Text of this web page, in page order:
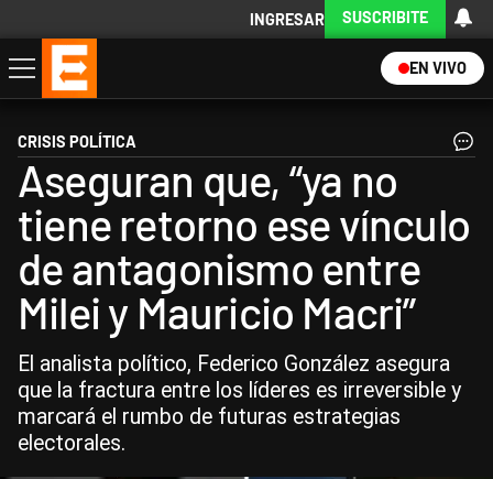
INGRESAR SUSCRIBITE
EN VIVO
Economía
Política
Internacional
Actualidad
Descargá la App
CRISIS POLÍTICA
Aseguran que, “ya no
tiene retorno ese vínculo
de antagonismo entre
Milei y Mauricio Macri”
El analista político, Federico González asegura
que la fractura entre los líderes es irreversible y
marcará el rumbo de futuras estrategias
electorales.